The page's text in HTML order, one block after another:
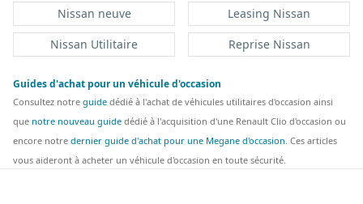
Nissan neuve
Leasing Nissan
Nissan Utilitaire
Reprise Nissan
Guides d'achat pour un véhicule d'occasion
Consultez notre guide dédié à l'achat de véhicules utilitaires d'occasion ainsi
que notre nouveau guide dédié à l'acquisition d'une Renault Clio d'occasion ou
encore notre dernier guide d'achat pour une Megane d'occasion. Ces articles
vous aideront à acheter un véhicule d'occasion en toute sécurité.